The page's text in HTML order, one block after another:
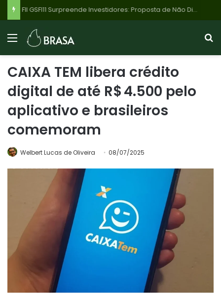
FII GSFI11 Surpreende Investidores: Proposta de Não Distribuir 95% do Lucro de R$ 42,8 Milhões no 1º Semestre de 2026 Choca Mercado
CAIXA TEM libera crédito
digital de até R$ 4.500 pelo
aplicativo e brasileiros
comemoram
Welbert Lucas de Oliveira 08/07/2025